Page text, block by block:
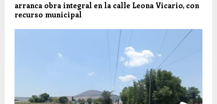
arranca obra integral en la calle Leona Vicario, con
recurso municipal